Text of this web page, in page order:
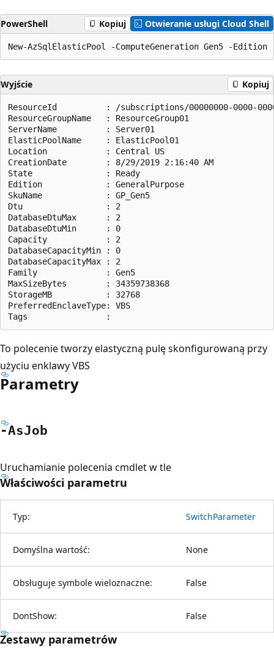
PowerShell Kopiuj Otwieranie usługi Cloud Shell
Wyjście Kopiuj
ResourceId          : /subscriptions/00000000-0000-
ResourceGroupName   : ResourceGroup01
ServerName          : Server01
ElasticPoolName     : ElasticPool01
Location            : Central US
CreationDate        : 8/29/2019 2:16:40 AM
State               : Ready
Edition             : GeneralPurpose
SkuName             : GP_Gen5
Dtu                 : 2
DatabaseDtuMax      : 2
DatabaseDtuMin      : 0
Capacity            : 2
DatabaseCapacityMin : 0
DatabaseCapacityMax : 2
Family              : Gen5
MaxSizeBytes        : 34359738368
StorageMB           : 32768
PreferredEnclaveType: VBS
To polecenie tworzy elastyczną pulę skonfigurowaną przy
użyciu enklawy VBS
Parametry
-AsJob
Uruchamianie polecenia cmdlet w tle
Właściwości parametru
Typ: SwitchParameter
Domyślna wartość: None
Obsługuje symbole wieloznaczne: False
DontShow: False
Zestawy parametrów